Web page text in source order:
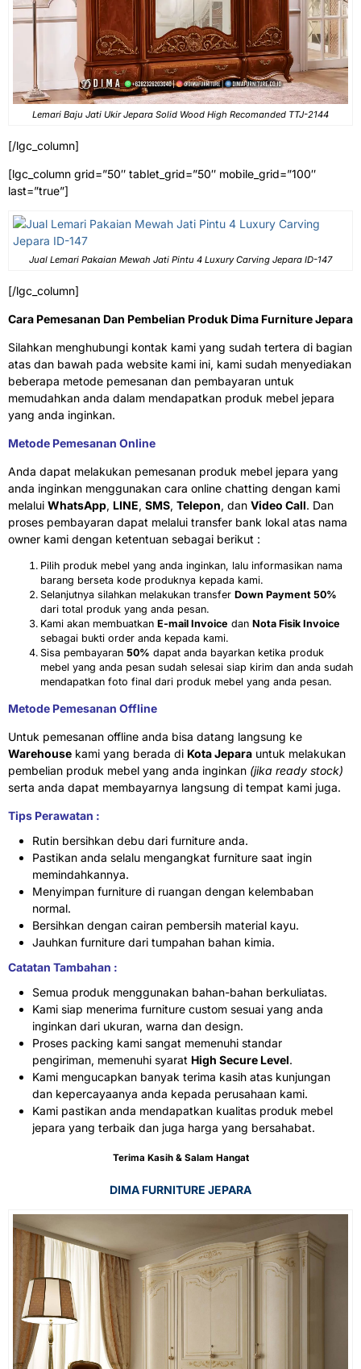
Lemari Baju Jati Ukir Jepara Solid Wood High Recomanded TTJ-2144
[/lgc_column]
[lgc_column grid=”50″ tablet_grid=”50″ mobile_grid=”100″
last=”true”]
Jual Lemari Pakaian Mewah Jati Pintu 4 Luxury Carving Jepara ID-147
[/lgc_column]
Cara Pemesanan Dan Pembelian Produk Dima Furniture Jepara
Silahkan menghubungi kontak kami yang sudah tertera di bagian
atas dan bawah pada website kami ini, kami sudah menyediakan
beberapa metode pemesanan dan pembayaran untuk
memudahkan anda dalam mendapatkan produk mebel jepara
yang anda inginkan.
Metode Pemesanan Online
Anda dapat melakukan pemesanan produk mebel jepara yang
anda inginkan menggunakan cara online chatting dengan kami
melalui WhatsApp, LINE, SMS, Telepon, dan Video Call. Dan
proses pembayaran dapat melalui transfer bank lokal atas nama
owner kami dengan ketentuan sebagai berikut :
Pilih produk mebel yang anda inginkan, lalu informasikan nama
barang berseta kode produknya kepada kami.
Selanjutnya silahkan melakukan transfer Down Payment 50%
dari total produk yang anda pesan.
Kami akan membuatkan E-mail Invoice dan Nota Fisik Invoice
sebagai bukti order anda kepada kami.
Sisa pembayaran 50% dapat anda bayarkan ketika produk
mebel yang anda pesan sudah selesai siap kirim dan anda sudah
mendapatkan foto final dari produk mebel yang anda pesan.
Metode Pemesanan Offline
Untuk pemesanan offline anda bisa datang langsung ke
Warehouse kami yang berada di Kota Jepara untuk melakukan
pembelian produk mebel yang anda inginkan (jika ready stock)
serta anda dapat membayarnya langsung di tempat kami juga.
Tips Perawatan :
Rutin bersihkan debu dari furniture anda.
Pastikan anda selalu mengangkat furniture saat ingin
memindahkannya.
Menyimpan furniture di ruangan dengan kelembaban
normal.
Bersihkan dengan cairan pembersih material kayu.
Jauhkan furniture dari tumpahan bahan kimia.
Catatan Tambahan :
Semua produk menggunakan bahan-bahan berkuliatas.
Kami siap menerima furniture custom sesuai yang anda
inginkan dari ukuran, warna dan design.
Proses packing kami sangat memenuhi standar
pengiriman, memenuhi syarat High Secure Level.
Kami mengucapkan banyak terima kasih atas kunjungan
dan kepercayaanya anda kepada perusahaan kami.
Kami pastikan anda mendapatkan kualitas produk mebel
jepara yang terbaik dan juga harga yang bersahabat.
Terima Kasih & Salam Hangat
DIMA FURNITURE JEPARA